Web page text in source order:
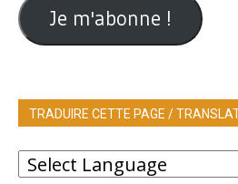
Je m'abonne !
TRADUIRE CETTE PAGE /